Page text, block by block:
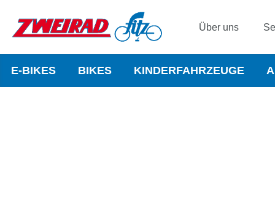
Über uns
E-BIKES BIKES KINDERFAHRZEUGE